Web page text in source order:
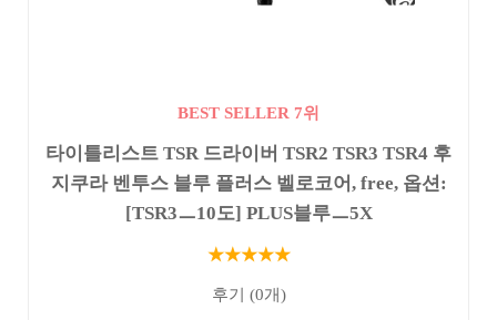
BEST SELLER 7위
타이틀리스트 TSR 드라이버 TSR2 TSR3 TSR4 후
지쿠라 벤투스 블루 플러스 벨로코어, free, 옵션:
[TSR3ㅡ10도] PLUS블루ㅡ5X
★★★★★
후기 (0개)